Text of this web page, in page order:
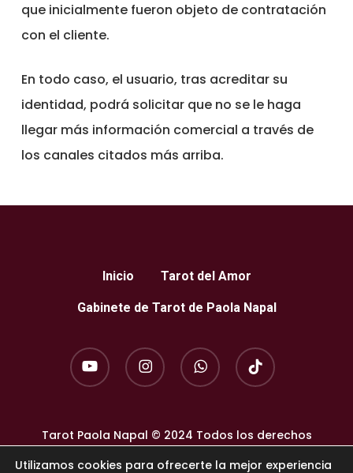
que inicialmente fueron objeto de contratación
con el cliente.
En todo caso, el usuario, tras acreditar su
identidad, podrá solicitar que no se le haga
llegar más información comercial a través de
los canales citados más arriba.
Inicio Tarot del Amor
Gabinete de Tarot de Paola Napal
youtube instagramwhatsapptiktok
Tarot Paola Napal © 2024 Todos los derechos
Aviso legal·Política de privacidad·Política de
Utilizamos cookies para ofrecerte la mejor experiencia